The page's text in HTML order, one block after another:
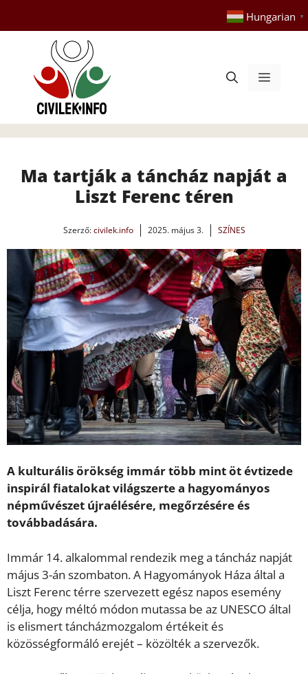
tartalomba
Hungarian ▼
Menü
Ma tartják a táncház napját a
Liszt Ferenc téren
Szerző:civilek.info 2025. május 3. SZÍNES
A kulturális örökség immár több mint öt évtizede
inspirál fiatalokat világszerte a hagyományos
népművészet újraélésére, megőrzésére és
továbbadására.
Immár 14. alkalommal rendezik meg a táncház napját
május 3-án szombaton. A Hagyományok Háza által a
Liszt Ferenc térre szervezett egész napos esemény
célja, hogy méltó módon mutassa be az UNESCO által
is elismert táncházmozgalom értékeit és
közösségformáló erejét – közölték a szervezők.